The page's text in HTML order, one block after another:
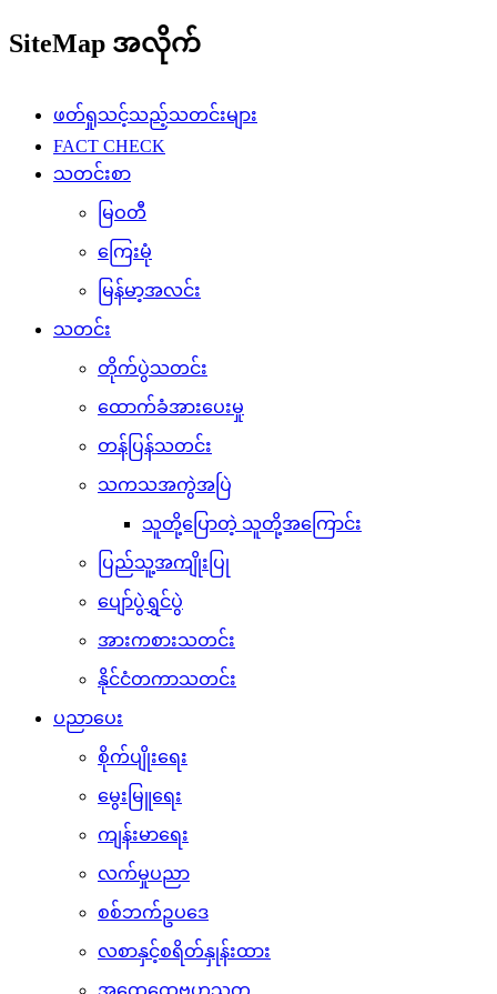
SiteMap အလိုက်
ဖတ်ရှုသင့်သည့်သတင်းများ
FACT CHECK
သတင်းစာ
မြဝတီ
ကြေးမုံ
မြန်မာ့အလင်း
သတင်း
တိုက်ပွဲသတင်း
ထောက်ခံအားပေးမှု
တန်ပြန်သတင်း
သကသအကွဲအပြဲ
သူတို့ပြောတဲ့ သူတို့အကြောင်း
ပြည်သူ့အကျိုးပြု
ပျော်ပွဲရွှင်ပွဲ
အားကစားသတင်း
နိုင်ငံတကာသတင်း
ပညာပေး
စိုက်ပျိုးရေး
မွေးမြူရေး
ကျန်းမာရေး
လက်မှုပညာ
စစ်ဘက်ဥပဒေ
လစာနှင့်စရိတ်နှုန်းထား
အထွေထွေဗဟုသုတ